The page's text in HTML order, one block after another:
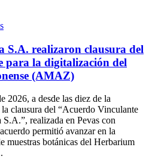
S.A. realizaron clausura del
para la digitalización del
(AMAZ)
2026, a desde las diez de la
clausura del “Acuerdo Vinculante
realizada en Pevas con
permitió avanzar en la
muestras botánicas del Herbarium